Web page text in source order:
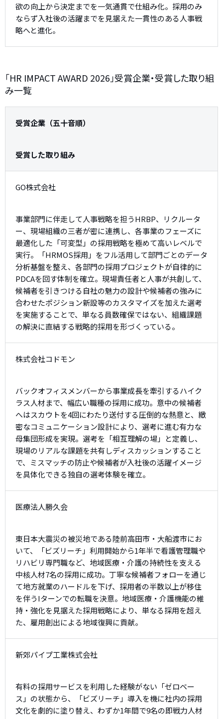
欲の向上から決定までを一気通貫で仕組み化。採用のみ
ならず入社後の活躍までを見据えた一貫性のある人事戦
略へと進化。
「HR IMPACT AWARD 2026」受賞企業・受賞した取り組
み一覧
受賞企業（五十音順）
受賞した取り組み
GO株式会社
事業部門に伴走して人事戦略を担うHRBP、リクルータ
ー、現場組織の三者が密に連携し、各事業のフェーズに
最適化した「可変型」の採用戦略を極めて高いレベルで
実行。「HRMOS採用」をフル活用して部門ごとのデータ
分析基盤を整え、各部門の採用プロジェクトが自律的に
PDCAを回す体制を確立。現場責任者と人事が共創して、
候補者を引きつける自社の魅力の設計や候補者の強みに
合わせたポジション新設等のカスタマイズを加えた選考
を実施することで、単なる員数確保ではない、組織課題
の解決に直結する戦略的採用を形づくっている。
株式会社コドモン
バックオフィスメンバーから事業成長を牽引するハイク
ラス人材まで、幅広い職種の採用に成功。意中の候補者
へはスカウトを4回にわたり送付する圧倒的な熱意と、緻
密なコミュニケーション設計により、選考に進む有力な
母集団形成を実現。選考を「相互理解の場」と定義し、
現場のリアルな課題を共有しディスカッションすること
で、ミスマッチの防止や候補者が入社後の活躍イメージ
を具体化できる独自の選考体験を確立。
医療法人勝久会
東日本大震災の被災地である陸前高田市・大船渡市にお
いて、「ビズリーチ」利用開始から1年半で看護管理職や
リハビリ専門職など、地域医療・介護の持続性を支える
中核人材7名の採用に成功。丁寧な候補者フォローを通じ
て地方就業のハードルを下げ、採用者の半数以上が移住
を伴うIターンでの転職を決意。地域医療・介護機能の維
持・強化を見据えた採用戦略により、単なる採用を超え
た、雇用創出による地域復興に貢献。
新郊パイプ工業株式会社
有料の採用サービスを利用した経験がない「ゼロベー
ス」の状態から、「ビズリーチ」導入を機に社内の採用
文化を劇的に塗り替え、わずか1年間で9名の即戦力人材